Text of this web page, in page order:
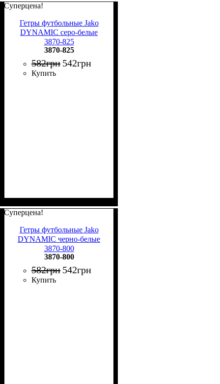
Суперцена!
Гетры футбольные Jako
DYNAMIC серо-белые
3870-825
3870-825
582грн 542грн
Купить
Суперцена!
Гетры футбольные Jako
DYNAMIC черно-белые
3870-800
3870-800
582грн 542грн
Купить